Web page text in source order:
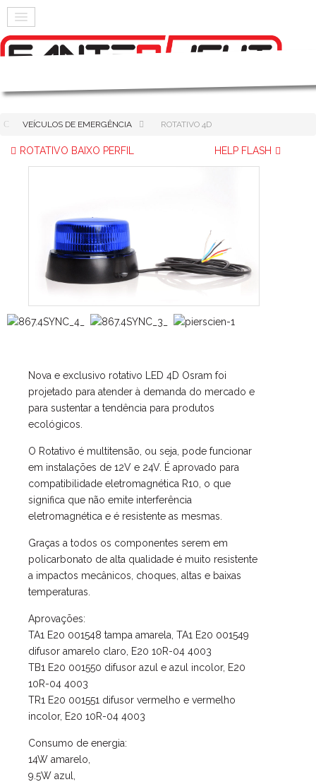
VEÍCULOS DE EMERGÊNCIA ROTATIVO 4D
ROTATIVO BAIXO PERFIL HELP FLASH
Nova e exclusivo rotativo LED 4D Osram foi
projetado para atender à demanda do mercado e
para sustentar a tendência para produtos
ecológicos.
O Rotativo é multitensão, ou seja, pode funcionar
em instalações de 12V e 24V. É aprovado para
compatibilidade eletromagnética R10, o que
significa que não emite interferência
eletromagnética e é resistente as mesmas.
Graças a todos os componentes serem em
policarbonato de alta qualidade é muito resistente
a impactos mecânicos, choques, altas e baixas
temperaturas.
Aprovações:
TA1 E20 001548 tampa amarela, TA1 E20 001549
difusor amarelo claro, E20 10R-04 4003
TB1 E20 001550 difusor azul e azul incolor, E20
10R-04 4003
TR1 E20 001551 difusor vermelho e vermelho
incolor, E20 10R-04 4003
Consumo de energia:
14W amarelo,
9.5W azul,